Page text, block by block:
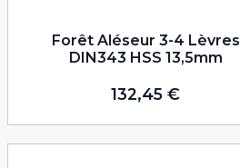
Forêt Aléseur 3-4 Lèvres
DIN343 HSS 13,5mm
132,45€